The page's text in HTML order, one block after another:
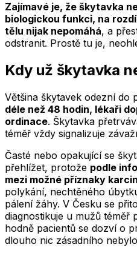
Zajímavé je, že škytavka
biologickou funkci, na
tělu nijak nepomáhá, a
odstranit. Prostě tu je,
Kdy už škytavka
Většina škytavek odezní do
déle než 48 hodin, lékaři
ordinace. Škytavka
téměř vždy signalizuje
Časté nebo opakující se
přehlížet, protože podle
mezi možné příznaky
polykání, nechtěného
pálení žáhy. V Česku se
diagnostikuje u mužů téměř
hodně pacientů se dozví o
dlouho nic zásadního